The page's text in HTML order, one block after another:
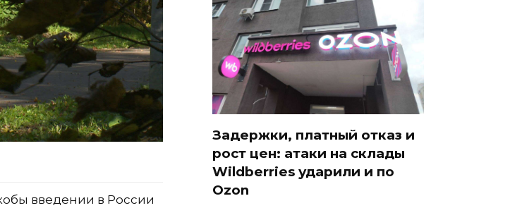
введении в России
Задержки, платный отказ и
рост цен: атаки на склады
Wildberries ударили и по
Ozon